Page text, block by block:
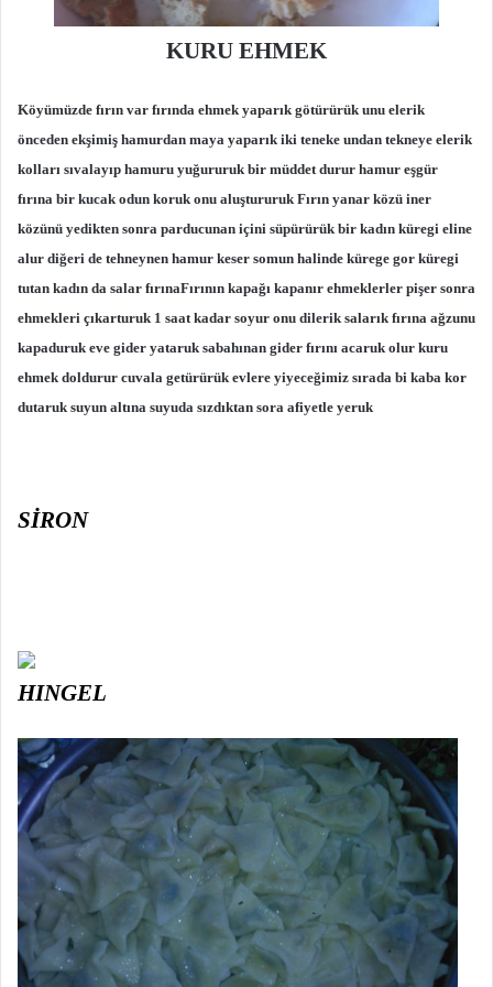
KURU EHMEK
Köyümüzde fırın var fırında ehmek yaparık götürürük unu elerik
önceden ekşimiş hamurdan maya yaparık iki teneke undan tekneye elerik
kolları sıvalayıp hamuru yuğururuk bir müddet durur hamur eşgür
fırına bir kucak odun koruk onu aluştururuk Fırın yanar közü iner
közünü yedikten sonra parducunan içini süpürürük bir kadın küregi eline
alur diğeri de tehneynen hamur keser somun halinde kürege gor küregi
tutan kadın da salar fırınaFırının kapağı kapanır ehmeklerler pişer sonra
ehmekleri çıkarturuk 1 saat kadar soyur onu dilerik salarık fırına ağzunu
kapaduruk eve gider yataruk sabahınan gider fırını acaruk olur kuru
ehmek doldurur cuvala getürürük evlere yiyeceğimiz sırada bi kaba kor
dutaruk suyun altına suyuda sızdıktan sora afiyetle yeruk
SİRON
HINGEL